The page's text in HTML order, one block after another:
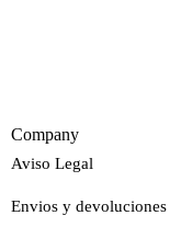
Company
Aviso Legal
Envios y devoluciones